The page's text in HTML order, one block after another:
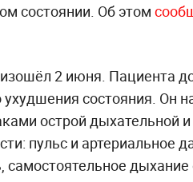
состоянии. Об этом
2 июня. Пациента
ухудшения состояния. Он
острой дыхательной
пульс и артериальное
самостоятельное дыхание